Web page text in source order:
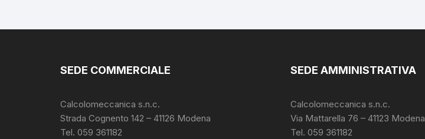
SEDE COMMERCIALE
Calcolomeccanica s.n.c.
Strada Cognento 142 – 41126 Modena
Tel. 059 361182
SEDE AMMINISTRATIVA
Calcolomeccanica s.n.c.
Via Mattarella 76 – 41123 Modena
Tel. 059 361182